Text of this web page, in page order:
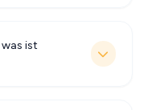
ist